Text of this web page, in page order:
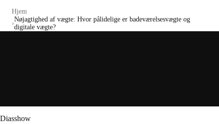
Hjem
Nøjagtighed af vægte: Hvor pålidelige er badeværelsesvægte og
digitale vægte?
Diasshow